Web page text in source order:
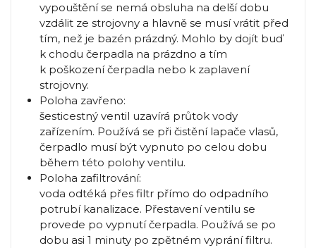
vypouštění se nemá obsluha na delší dobu
vzdálit ze strojovny a hlavně se musí vrátit před
tím, než je bazén prázdný. Mohlo by dojít buď
k chodu čerpadla na prázdno a tím
k poškození čerpadla nebo k zaplavení
strojovny.
Poloha zavřeno:
šesticestný ventil uzavírá průtok vody
zařízením. Používá se při čistění lapače vlasů,
čerpadlo musí být vypnuto po celou dobu
během této polohy ventilu.
Poloha zafiltrování:
voda odtéká přes filtr přímo do odpadního
potrubí kanalizace. Přestavení ventilu se
provede po vypnutí čerpadla. Používá se po
dobu asi 1 minuty po zpětném vyprání filtru.